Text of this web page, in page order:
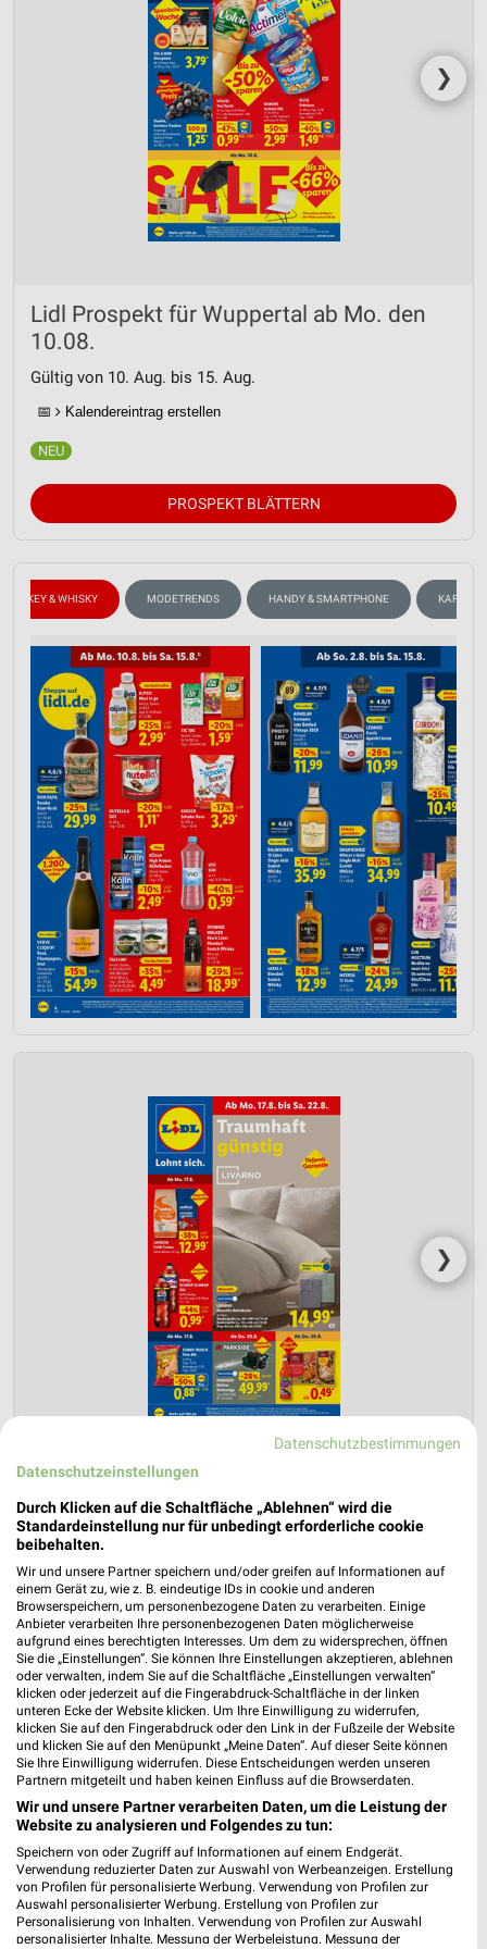
❯
Lidl Prospekt für Wuppertal ab Mo. den
10.08.
Gültig von 10. Aug. bis 15. Aug.
📅 Kalendereintrag erstellen
PROSPEKT BLÄTTERN
WHISKEY & WHISKY MODETRENDS HANDY & SMARTPHONE KAFFEE
❯
Lidl Prospekt für Wuppertal ab Mo. den
17.08.
📅 Kalendereintrag erstellen
PROSPEKT BLÄTTERN
CLEVER SPAREN KINDERMODE & SPIELZEUG WEIN
Datenschutzbestimmungen
Datenschutzeinstellungen
Durch Klicken auf die Schaltfläche „Ablehnen“ wird die
Standardeinstellung nur für unbedingt erforderliche cookie
beibehalten.
Wir und unsere Partner speichern und/oder greifen auf Informationen auf
einem Gerät zu, wie z. B. eindeutige IDs in cookie und anderen
Browserspeichern, um personenbezogene Daten zu verarbeiten. Einige
Anbieter verarbeiten Ihre personenbezogenen Daten möglicherweise
aufgrund eines berechtigten Interesses. Um dem zu widersprechen, öffnen
Sie die „Einstellungen“. Sie können Ihre Einstellungen akzeptieren, ablehnen
oder verwalten, indem Sie auf die Schaltfläche „Einstellungen verwalten“
klicken oder jederzeit auf die Fingerabdruck-Schaltfläche in der linken
unteren Ecke der Website klicken. Um Ihre Einwilligung zu widerrufen,
klicken Sie auf den Fingerabdruck oder den Link in der Fußzeile der Website
und klicken Sie auf den Menüpunkt „Meine Daten“. Auf dieser Seite können
Sie Ihre Einwilligung widerrufen. Diese Entscheidungen werden unseren
Partnern mitgeteilt und haben keinen Einfluss auf die Browserdaten.
Wir und unsere Partner verarbeiten Daten, um die Leistung der
Website zu analysieren und Folgendes zu tun:
Speichern von oder Zugriff auf Informationen auf einem Endgerät.
Verwendung reduzierter Daten zur Auswahl von Werbeanzeigen. Erstellung
von Profilen für personalisierte Werbung. Verwendung von Profilen zur
Auswahl personalisierter Werbung. Erstellung von Profilen zur
Personalisierung von Inhalten. Verwendung von Profilen zur Auswahl
personalisierter Inhalte. Messung der Werbeleistung. Messung der